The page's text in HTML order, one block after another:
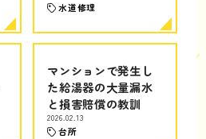
水道修理
マンションで発生し
た給湯器の大量漏水
と損害賠償の教訓
2026.02.13
台所